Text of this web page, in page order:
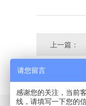
上一篇：
请您留言
感谢您的关注，当前
线，请填写一下您的